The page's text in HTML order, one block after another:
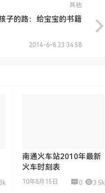
其他
子的路：给宝宝的书籍
2014-6-8 23:34:58
3k
南通火车站2010年最新
火车时刻表
10年8月15日 0 3.5k